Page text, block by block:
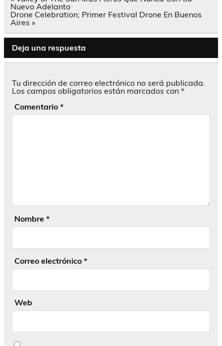
de
entradas
Nuevo Adelanto
Drone Celebration; Primer Festival Drone En Buenos
Aires »
Deja una respuesta
Tu dirección de correo electrónico no será publicada.
Los campos obligatorios están marcados con *
Comentario *
Nombre *
Correo electrónico *
Web